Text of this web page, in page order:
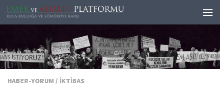
Skip to content
HABER-YORUM / İKTIBAS